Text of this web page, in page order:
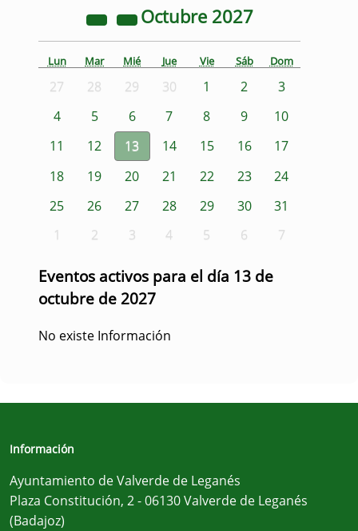
Octubre 2027
Lun Mar Mié Jue Vie Sáb Dom
27 28 29 30 1 2
3
4
5 6 7 8 9
10
11
12 13 14 15 16
17
18
19 20 21 22 23
24
25
26 27 28 29 30
31
1
2 3 4 5 6 7
Eventos activos para el día 13 de
octubre de 2027
No existe Información
Información
Ayuntamiento de Valverde de Leganés
Plaza Constitución, 2 - 06130 Valverde de Leganés
(Badajoz)